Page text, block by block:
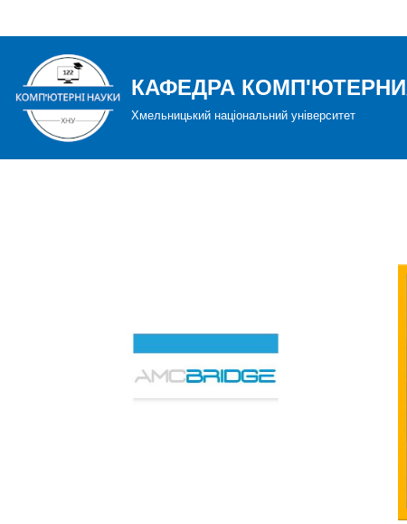
до
вмісту
КАФЕДРА
Хмельницький національний університет